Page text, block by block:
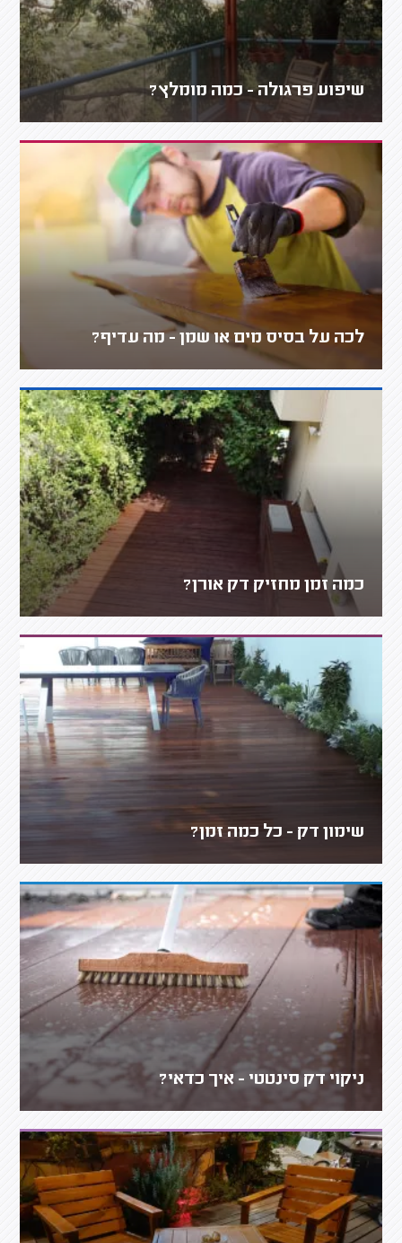
שיפוע פרגולה - כמה מומלץ?
לכה על בסיס מים או שמן - מה עדיף?
כמה זמן מחזיק דק אורן?
שימון דק - כל כמה זמן?
ניקוי דק סינטטי - איך כדאי?